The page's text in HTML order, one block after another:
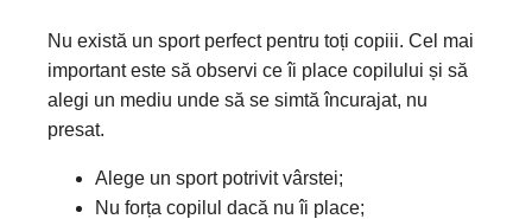
Nu există un sport perfect pentru toți copiii. Cel mai
important este să observi ce îi place copilului și să
alegi un mediu unde să se simtă încurajat, nu
presat.
Alege un sport potrivit vârstei;
Nu forța copilul dacă nu îi place;